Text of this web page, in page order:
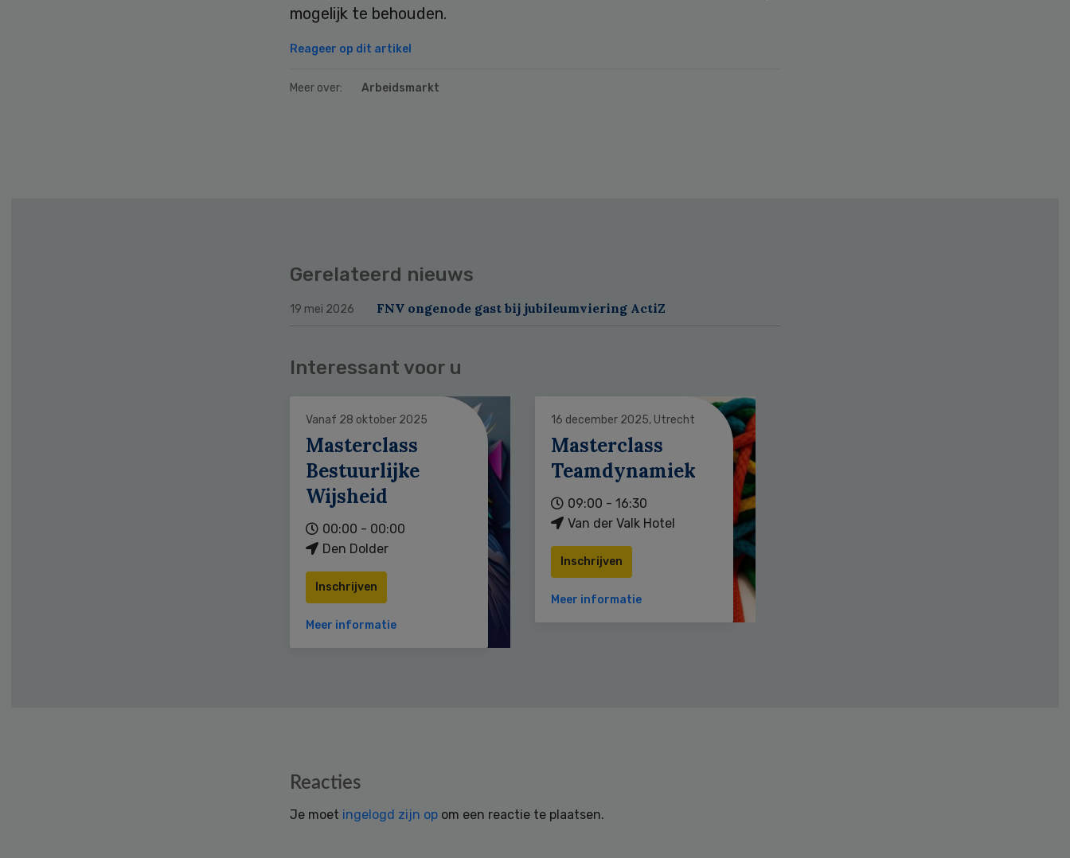
mogelijk te behouden.
Reageer op dit artikel
Meer over: Arbeidsmarkt
Gerelateerd nieuws
19 mei 2026 FNV ongenode gast bij jubileumviering ActiZ
Interessant voor u
Vanaf 28 oktober 2025
Masterclass
Bestuurlijke
Wijsheid
00:00 - 00:00
Den Dolder
Inschrijven
Meer informatie
16 december 2025, Utrecht
Masterclass
Teamdynamiek
09:00 - 16:30
Van der Valk Hotel
Inschrijven
Meer informatie
Reacties
Je moet ingelogd zijn op om een reactie te plaatsen.